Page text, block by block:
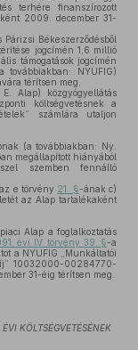
terhére finanszírozott
2009. december 31-
Békeszerződésből
jogcímén 1,6 millió
támogatások jogcímén
NYUFIG)
térítsen meg,
Alap) közgyógyellátás
költségvetésnek a
számlára utaljon
(a továbbiakban: Ny.
megállapított hiányából
szemben fennálló
e törvény 21. §-ának c)
az Alap tartalékaként
Alap a foglalkoztatás
évi IV. törvény 39. §-a
a NYUFIG „Munkáltatói
10032000-00284770-
31-éig térítsen meg.
KÖLTSÉGVETÉSÉNEK